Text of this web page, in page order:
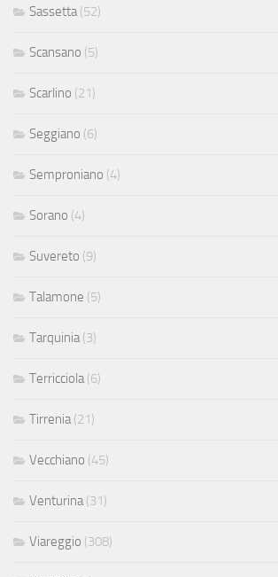
Sassetta (52)
Scansano (5)
Scarlino (21)
Seggiano (6)
Semproniano (4)
Sorano (4)
Suvereto (9)
Talamone (5)
Tarquinia (3)
Terricciola (6)
Tirrenia (21)
Vecchiano (45)
Venturina (31)
Viareggio (308)